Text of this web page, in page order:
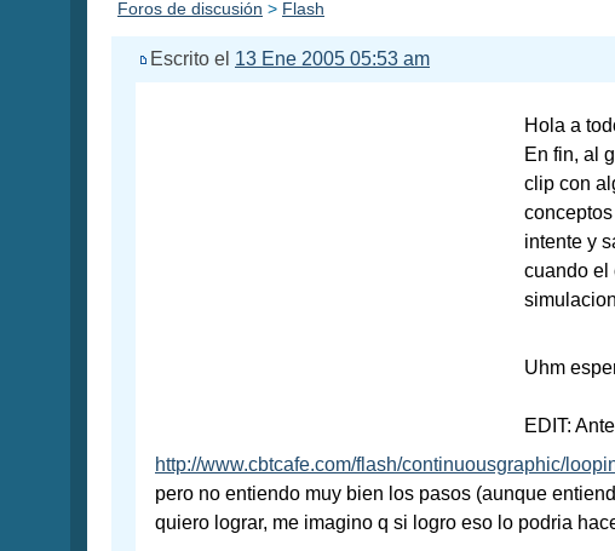
Foros de discusión > Flash
Escrito el 13 Ene 2005 05:53 am
Hola a
En fin, al
clip con
intente y
cuando el
Uhm
EDIT:
http://www.cbtcafe.com/flash/continuousgraphic/
pero no entiendo muy bien los pasos (aunque
quiero lograr, me imagino q si logro eso lo podria